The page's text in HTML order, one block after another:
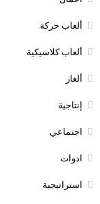
ألعاب حركة
ألعاب كلاسيكية
ألغاز
إنتاجية
اجتماعي
ادوات
استراتيجية